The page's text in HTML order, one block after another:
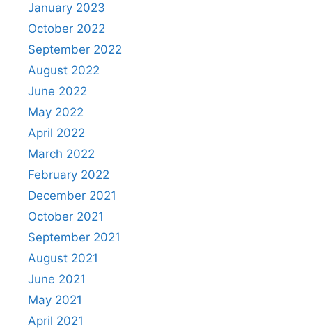
January 2023
October 2022
September 2022
August 2022
June 2022
May 2022
April 2022
March 2022
February 2022
December 2021
October 2021
September 2021
August 2021
June 2021
May 2021
April 2021